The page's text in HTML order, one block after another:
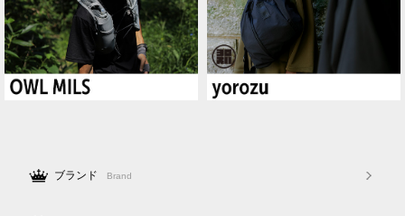
ブランド Brand